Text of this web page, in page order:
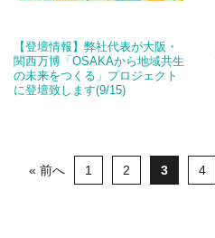
【登壇情報】弊社代表が大阪・
関西万博「OSAKAから地域共生
の未来をつくる」プロジェクト
に登壇致します(9/15)
« 前へ 1 2 3 4